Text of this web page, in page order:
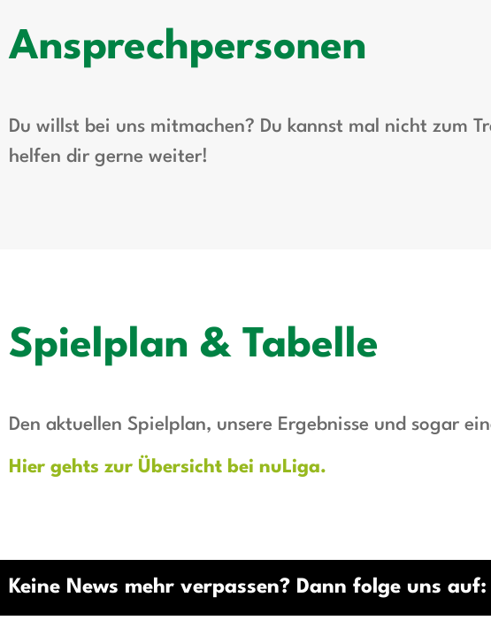
Ansprechpersonen
Du willst bei uns mitmachen? Du kannst mal nicht zum
helfen dir gerne weiter!
Spielplan & Tabelle
Den aktuellen Spielplan, unsere Ergebnisse und sogar
Hier gehts zur Übersicht bei nuLiga.
Keine News mehr verpassen? Dann folge uns auf: